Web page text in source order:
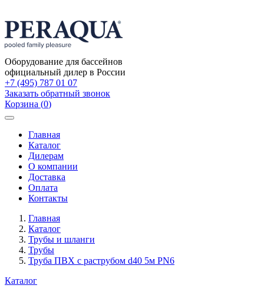
Оборудование для бассейнов
официальный дилер в России
+7 (495) 787 01 07
Заказать обратный звонок
Корзина (0)
Toggle
navigationГлавная
Каталог
Дилерам
О компании
Доставка
Оплата
Контакты
Главная
Каталог
Трубы и шланги
Трубы
Труба ПВХ с раструбом d40 5м PN6
Каталог